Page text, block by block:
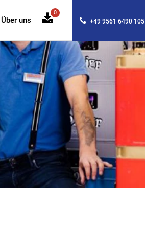
+49 9561 6490 105
Über uns
0